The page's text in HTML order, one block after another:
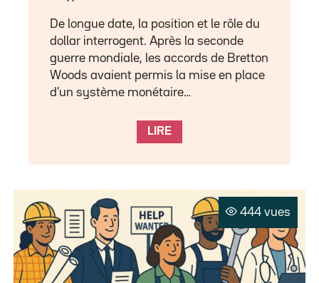
De longue date, la position et le rôle du
dollar interrogent. Après la seconde
guerre mondiale, les accords de Bretton
Woods avaient permis la mise en place
d’un système monétaire…
LIRE
444 vues